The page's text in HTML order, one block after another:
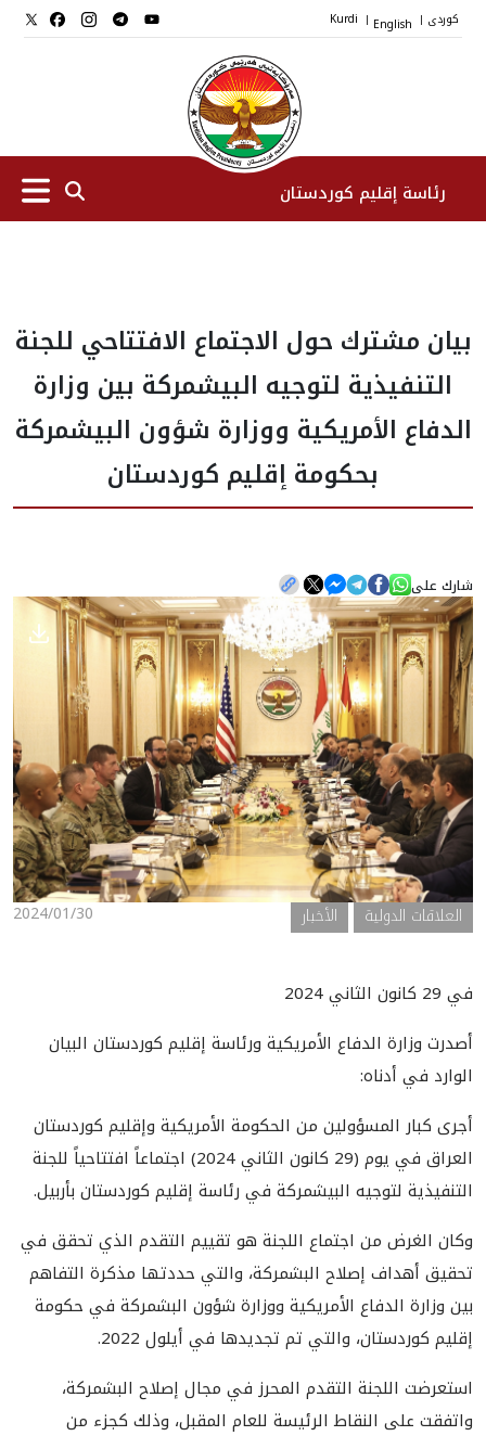
کوردی |
English
|
Kurdi
رئاسة إقليم كوردستان
نواب الرئيس
طاقم الرئاسة
المؤسسات
المعرض
بيان مشترك حول الاجتماع الافتتاحي للجنة
التنفيذية لتوجيه البيشمركة بين وزارة
الدفاع الأمريكية ووزارة شؤون البيشمركة
بحكومة إقليم كوردستان
شارك على
2024/01/30 العلاقات الدولية الأخبار
في 29 كانون الثاني 2024
أصدرت وزارة الدفاع الأمريكية ورئاسة إقليم كوردستان البيان
الوارد في أدناه:
أجرى كبار المسؤولين من الحكومة الأمريكية وإقليم كوردستان
العراق في يوم (29 كانون الثاني 2024) اجتماعاً افتتاحياً للجنة
التنفيذية لتوجيه البيشمركة في رئاسة إقليم كوردستان بأربيل.
وكان الغرض من اجتماع اللجنة هو تقييم التقدم الذي تحقق في
تحقيق أهداف إصلاح البشمركة، والتي حددتها مذكرة التفاهم
بين وزارة الدفاع الأمريكية ووزارة شؤون البشمركة في حكومة
إقليم كوردستان، والتي تم تجديدها في أيلول 2022.
استعرضت اللجنة التقدم المحرز في مجال إصلاح البشمركة،
واتفقت على النقاط الرئيسة للعام المقبل، وذلك كجزء من